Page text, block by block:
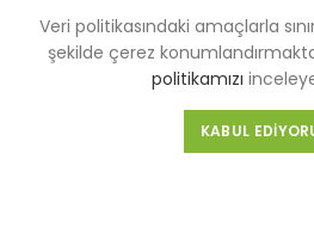
Veri politikasındaki amaçlarla
şekilde çerez
politikamızı
KABUL